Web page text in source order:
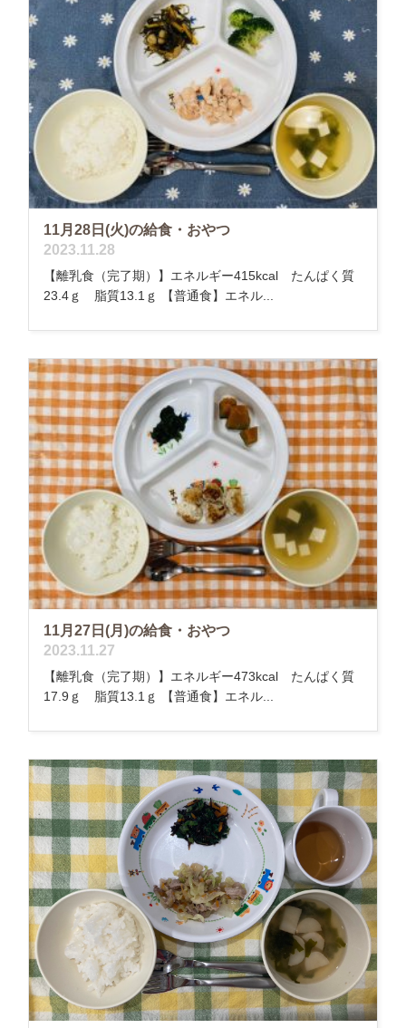
11月28日(火)の給食・おやつ
2023.11.28
【離乳食（完了期）】エネルギー415kcal たんぱく質
23.4ｇ 脂質13.1ｇ 【普通食】エネル...
11月27日(月)の給食・おやつ
2023.11.27
【離乳食（完了期）】エネルギー473kcal たんぱく質
17.9ｇ 脂質13.1ｇ 【普通食】エネル...